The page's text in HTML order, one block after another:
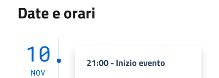
Date e orari
10
NOV
21:00 - Inizio evento